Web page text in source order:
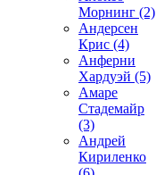
Морнинг (2)
Андерсен
Крис (4)
Анферни
Xардуэй (5)
Амаре
Стадемайр
(3)
Андрей
Кириленко